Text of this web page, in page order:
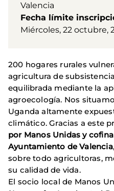
Valencia
Fecha límite
Miércoles, 22 octubre,
200 hogares rurales
agricultura de
equilibrada mediante la
agroecología. Nos
Uganda altamente
climático. Gracias a este
por Manos Unidas y
Ayuntamiento de Valencia
sobre todo agricultoras,
su calidad de vida.
El socio local de Manos